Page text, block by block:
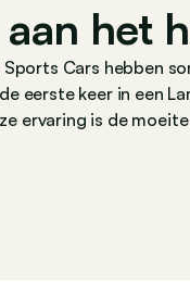
het
Sports Cars hebben
eerste keer in een
ervaring is de